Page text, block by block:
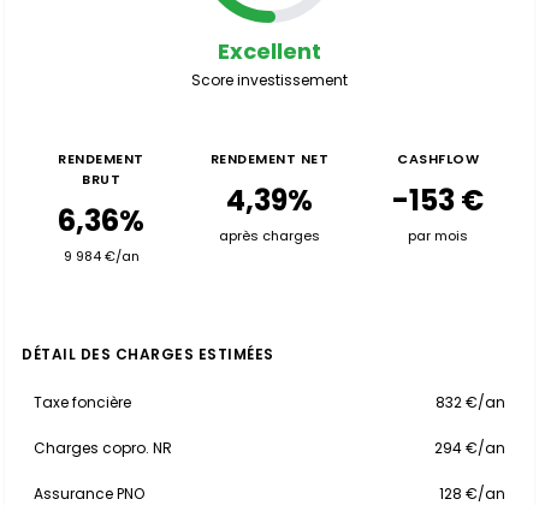
Excellent
Score investissement
RENDEMENT
BRUT
6,36%
9 984 €/an
RENDEMENT NET
4,39%
après charges
CASHFLOW
-153 €
par mois
DÉTAIL DES CHARGES ESTIMÉES
Taxe foncière 832 €/an
Charges copro. NR 294 €/an
Assurance PNO 128 €/an